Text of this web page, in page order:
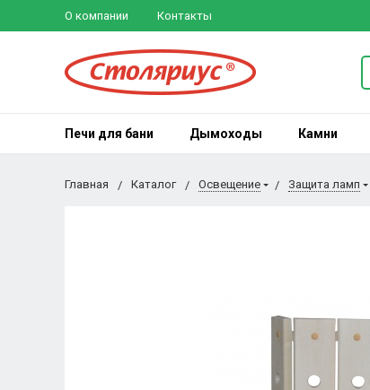
О компании Контакты
Печи для бани Дымоходы Камни
Главная Каталог Освещение Защита ламп